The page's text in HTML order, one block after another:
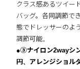
クラス感あるツイー
バッグ。各同調節で
態でドレッサーのよ
調節可能。
●③ナイロン2wayシ
円、アレンジショル